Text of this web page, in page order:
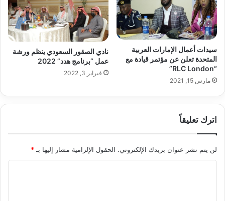
سيدات أعمال الإمارات العربية
المتحدة تعلن عن مؤتمر قيادة مع
“RLC London”
مارس 15, 2021
نادي الصقور السعودي ينظم ورشة
عمل “برنامج هدد” 2022
فبراير 3, 2022
اترك تعليقاً
لن يتم نشر عنوان بريدك الإلكتروني. الحقول الإلزامية مشار إليها بـ*